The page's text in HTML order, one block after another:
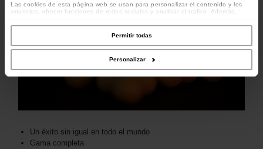
Las cookies de esta página web se usan para personalizar el contenido y los
anuncios, ofrecer funciones de redes sociales y analizar el tráfico. Además,
colaboradores de redes sociales, publicidad y análisis web, quienes pueden
combinarla con otra información que les haya proporcionado o que hayan
recopilado a partir del uso que haya hecho de sus servicios.
Permitir todas
Personalizar
Un éxito sin igual en todo el mundo
Gama completa